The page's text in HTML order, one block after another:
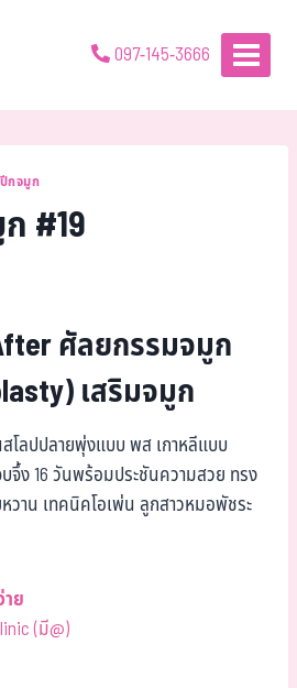
097-145-3666
กจมูก
#19
ศัลยกรรมจมูก
เสริมจมูก
ลปปลายพุ่งแบบ พส เกาหลีแบบ
จึ้ง 16 วันพร้อมประชันความสวย ทรง
วาน เทคนิคโอเพ่น ลูกสาวหมอพัชระ
ย
(มี@)